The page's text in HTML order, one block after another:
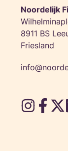
Noordelijk
8911 BS
Friesland